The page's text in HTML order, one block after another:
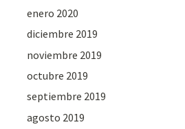
enero 2020
diciembre 2019
noviembre 2019
octubre 2019
septiembre 2019
agosto 2019